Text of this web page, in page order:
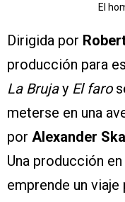
El
Dirigida por
producción para
La Brujay El faro
meterse en una
por Alexander
Una producción
emprende un